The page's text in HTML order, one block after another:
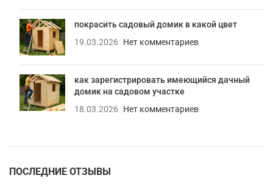
покрасить садовый домик в какой цвет
19.03.2026
Нет комментариев
как зарегистрировать имеющийся дачный
домик на садовом участке
18.03.2026
Нет комментариев
ПОСЛЕДНИЕ ОТЗЫВЫ